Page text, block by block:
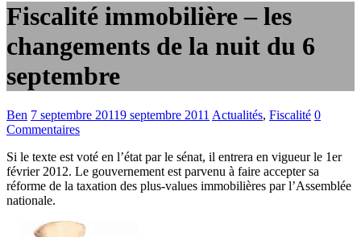
Fiscalité immobilière – les
changements de la nuit du 6
septembre
Ben 7 septembre 20119 septembre 2011 Actualités, Fiscalité 0
Commentaires
Si le texte est voté en l’état par le sénat, il entrera en vigueur le 1er
février 2012. Le gouvernement est parvenu à faire accepter sa
réforme de la taxation des plus-values immobilières par l’Assemblée
nationale.